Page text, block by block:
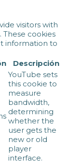
visitors with
cookies
information to
Descripción
YouTube sets
this cookie to
measure
bandwidth,
determining
whether the
user gets the
new or old
player
interface.